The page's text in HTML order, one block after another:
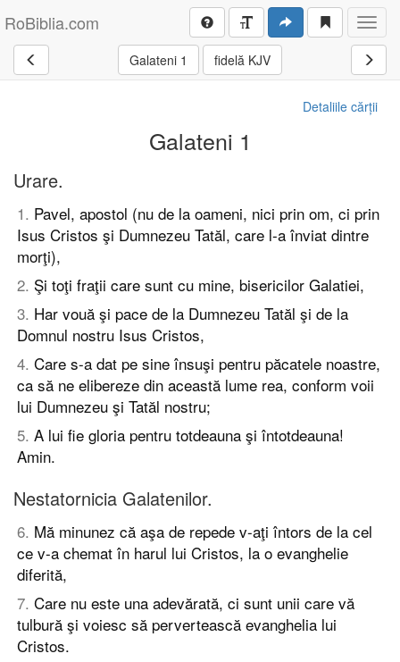
RoBiblia.com
Galateni 1 fidelă KJV
Detaliile cărții
Galateni 1
Urare.
1. Pavel, apostol (nu de la oameni, nici prin om, ci prin
Isus Cristos şi Dumnezeu Tatăl, care l-a înviat dintre
morţi),
2. Şi toţi fraţii care sunt cu mine, bisericilor Galatiei,
3. Har vouă şi pace de la Dumnezeu Tatăl şi de la
Domnul nostru Isus Cristos,
4. Care s-a dat pe sine însuşi pentru păcatele noastre,
ca să ne elibereze din această lume rea, conform voii
lui Dumnezeu şi Tatăl nostru;
5. A lui fie gloria pentru totdeauna şi întotdeauna!
Amin.
Nestatornicia Galatenilor.
6. Mă minunez că aşa de repede v-aţi întors de la cel
ce v-a chemat în harul lui Cristos, la o evanghelie
diferită,
7. Care nu este una adevărată, ci sunt unii care vă
tulbură şi voiesc să pervertească evanghelia lui
Cristos.